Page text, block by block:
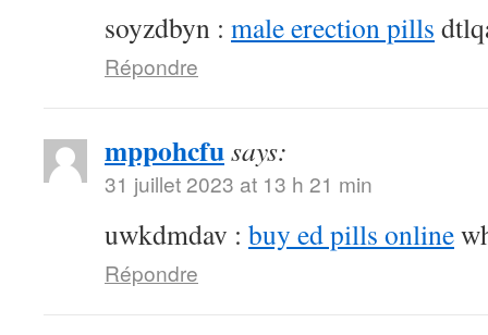
soyzdbyn : male erection pills
Répondre
mppohcfusays:
31 juillet 2023 at 13 h 21 min
uwkdmdav : buy ed pills online
Répondre